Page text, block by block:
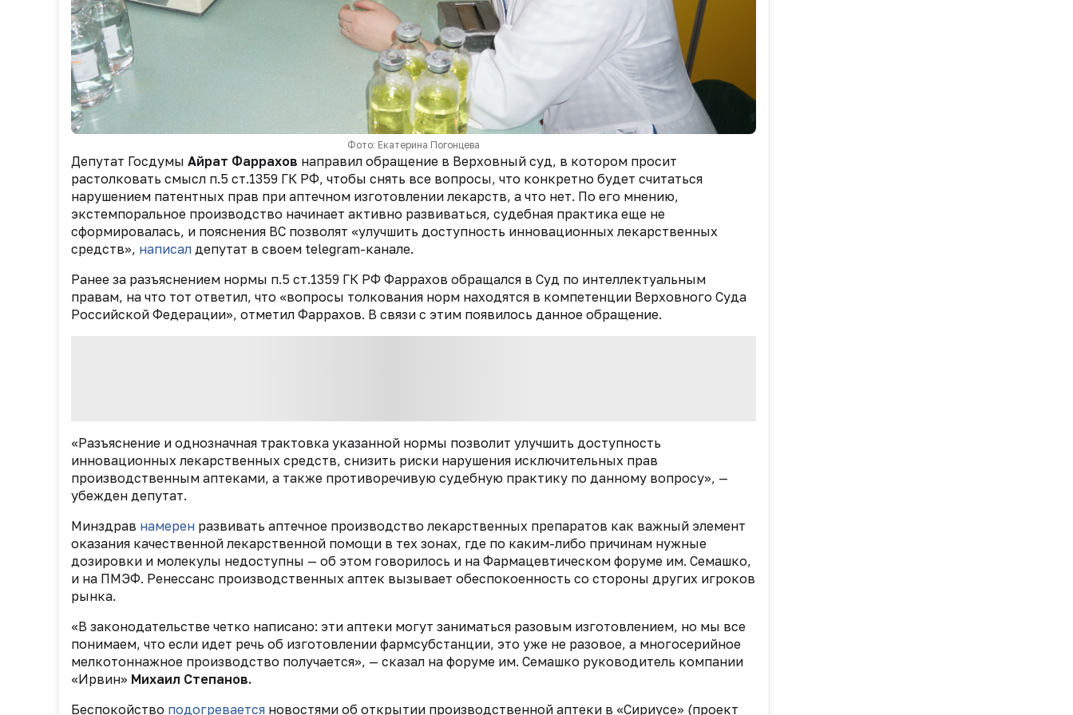
Фото: Екатерина Погонцева
Депутат Госдумы Айрат Фаррахов направил обращение в Верховный суд, в котором просит
растолковать смысл п.5 ст.1359 ГК РФ, чтобы снять все вопросы, что конкретно будет считаться
нарушением патентных прав при аптечном изготовлении лекарств, а что нет. По его мнению,
экстемпоральное производство начинает активно развиваться, судебная практика еще не
сформировалась, и пояснения ВС позволят «улучшить доступность инновационных лекарственных
средств», написал депутат в своем telegram-канале.
Ранее за разъяснением нормы п.5 ст.1359 ГК РФ Фаррахов обращался в Суд по интеллектуальным
правам, на что тот ответил, что «вопросы толкования норм находятся в компетенции Верховного Суда
Российской Федерации», отметил Фаррахов. В связи с этим появилось данное обращение.
«Разъяснение и однозначная трактовка указанной нормы позволит улучшить доступность
инновационных лекарственных средств, снизить риски нарушения исключительных прав
производственным аптеками, а также противоречивую судебную практику по данному вопросу», —
убежден депутат.
Минздрав намерен развивать аптечное производство лекарственных препаратов как важный элемент
оказания качественной лекарственной помощи в тех зонах, где по каким-либо причинам нужные
дозировки и молекулы недоступны — об этом говорилось и на Фармацевтическом форуме им. Семашко,
и на ПМЭФ. Ренессанс производственных аптек вызывает обеспокоенность со стороны других игроков
рынка.
«В законодательстве четко написано: эти аптеки могут заниматься разовым изготовлением, но мы все
понимаем, что если идет речь об изготовлении фармсубстанции, это уже не разовое, а многосерийное
мелкотоннажное производство получается», — сказал на форуме им. Семашко руководитель компании
«Ирвин» Михаил Степанов.
Беспокойство подогревается новостями об открытии производственной аптеки в «Сириусе» (проект